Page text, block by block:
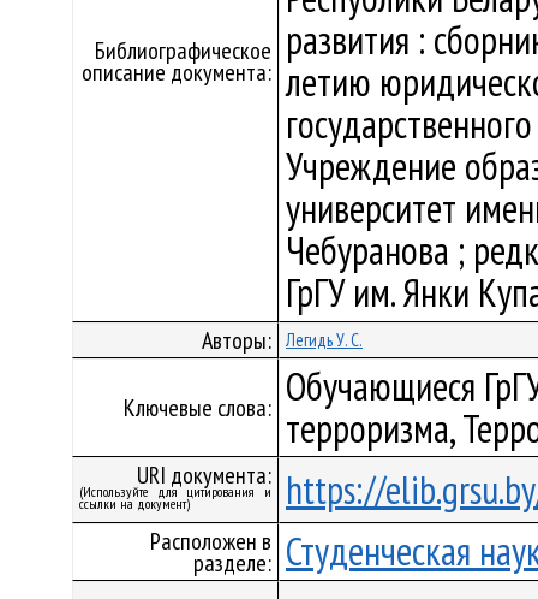
Библиографическое
описание документа:
развития :
летию
Учреждение
университет
Чебуранова ;
ГрГУ им. Янки
Авторы: Легидь У. С.
Ключевые слова: Обучающиеся
терроризма,
URI документа:
(Используйте для цитирования и
ссылки на документ) https://
Расположен в
разделе: Студенческая